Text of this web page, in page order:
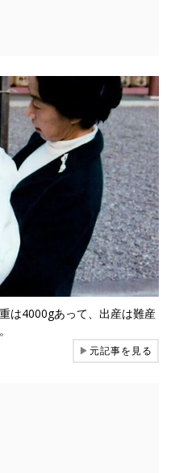
は4000gあって、出産は難産
▶元記事を見る